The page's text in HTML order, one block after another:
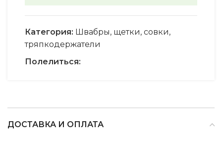
Категория: Швабры, щетки, совки,
тряпкодержатели
Полелиться:
ДОСТАВКА И ОПЛАТА